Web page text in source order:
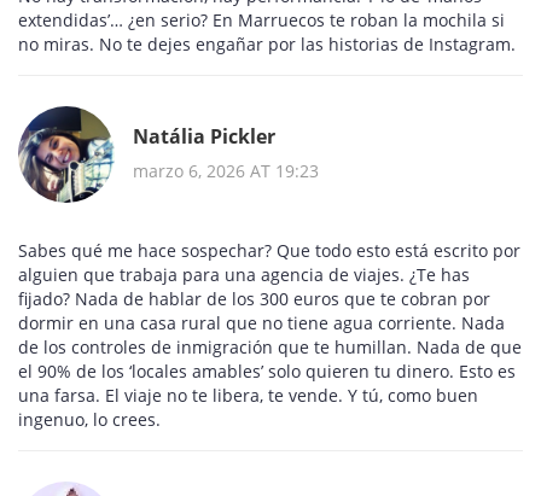
extendidas’… ¿en serio? En Marruecos te roban la mochila si
no miras. No te dejes engañar por las historias de Instagram.
Natália Pickler
marzo 6, 2026 AT 19:23
Sabes qué me hace sospechar? Que todo esto está escrito por
alguien que trabaja para una agencia de viajes. ¿Te has
fijado? Nada de hablar de los 300 euros que te cobran por
dormir en una casa rural que no tiene agua corriente. Nada
de los controles de inmigración que te humillan. Nada de que
el 90% de los ‘locales amables’ solo quieren tu dinero. Esto es
una farsa. El viaje no te libera, te vende. Y tú, como buen
ingenuo, lo crees.